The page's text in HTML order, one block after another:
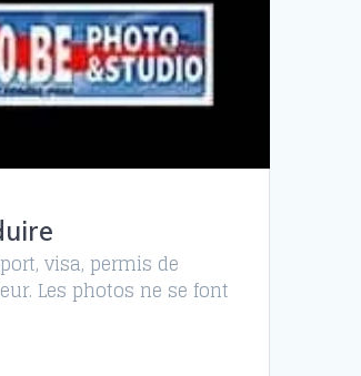
visa, permis de
Les photos ne se font